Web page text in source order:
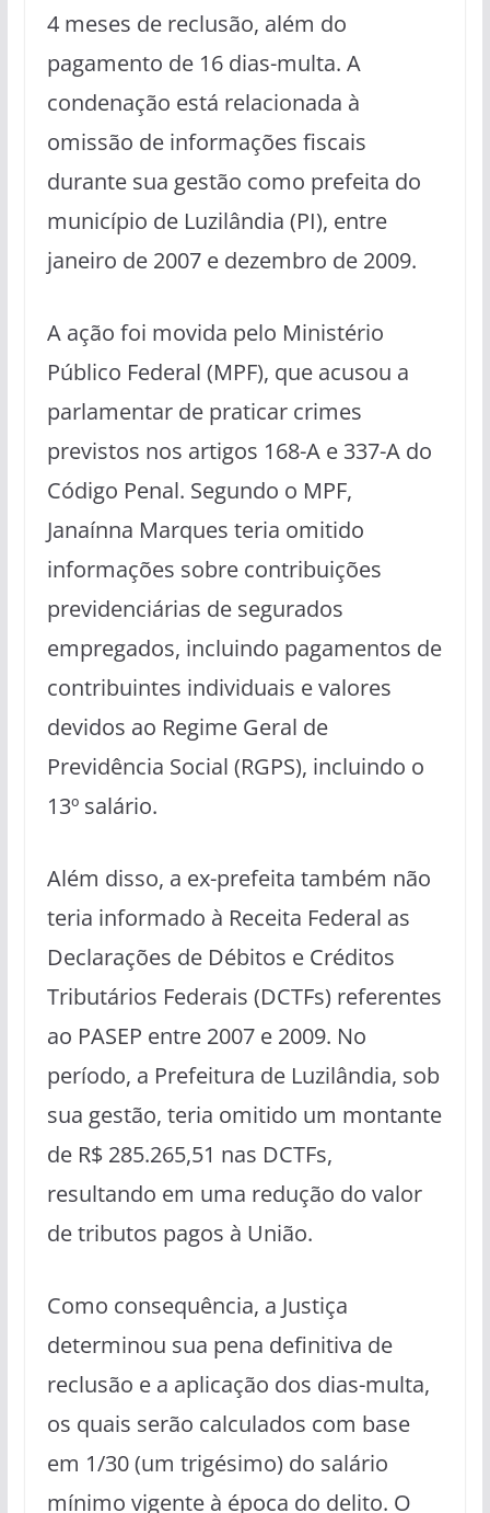
4 meses de reclusão, além do
pagamento de 16 dias-multa. A
condenação está relacionada à
omissão de informações fiscais
durante sua gestão como prefeita do
município de Luzilândia (PI), entre
janeiro de 2007 e dezembro de 2009.
A ação foi movida pelo Ministério
Público Federal (MPF), que acusou a
parlamentar de praticar crimes
previstos nos artigos 168-A e 337-A do
Código Penal. Segundo o MPF,
Janaínna Marques teria omitido
informações sobre contribuições
previdenciárias de segurados
empregados, incluindo pagamentos de
contribuintes individuais e valores
devidos ao Regime Geral de
Previdência Social (RGPS), incluindo o
13º salário.
Além disso, a ex-prefeita também não
teria informado à Receita Federal as
Declarações de Débitos e Créditos
Tributários Federais (DCTFs) referentes
ao PASEP entre 2007 e 2009. No
período, a Prefeitura de Luzilândia, sob
sua gestão, teria omitido um montante
de R$ 285.265,51 nas DCTFs,
resultando em uma redução do valor
de tributos pagos à União.
Como consequência, a Justiça
determinou sua pena definitiva de
reclusão e a aplicação dos dias-multa,
os quais serão calculados com base
em 1/30 (um trigésimo) do salário
mínimo vigente à época do delito. O